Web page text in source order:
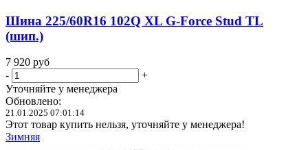
Шина 225/60R16 102Q XL G-Force Stud TL
(шип.)
7 920 руб
-
+
Уточняйте у менеджера
Обновлено:
21.01.2025 07:01:14
Этот товар купить нельзя, уточняйте у менеджера!
Зимняя